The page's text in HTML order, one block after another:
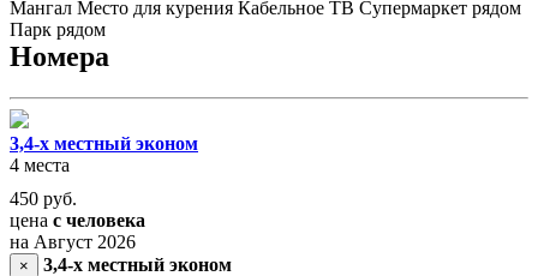
Мангал Место для курения Кабельное ТВ Супермаркет рядом
Парк рядом
Номера
3,4-х местный эконом
4 места
450 руб.
цена с человека
на Август 2026
×
3,4-х местный эконом